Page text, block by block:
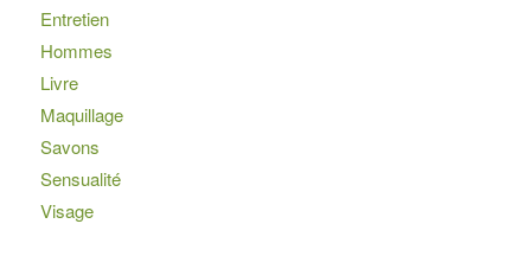
Entretien
Hommes
Livre
Maquillage
Savons
Sensualité
Visage